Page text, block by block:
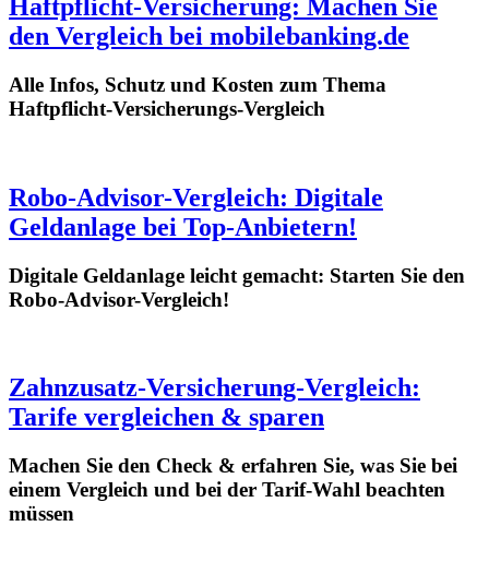
Haftpflicht-Versicherung: Machen Sie
den Vergleich bei mobilebanking.de
Alle Infos, Schutz und Kosten zum Thema
Haftpflicht-Versicherungs-Vergleich
Robo-Advisor-Vergleich: Digitale
Geldanlage bei Top-Anbietern!
Digitale Geldanlage leicht gemacht: Starten Sie den
Robo-Advisor-Vergleich!
Zahnzusatz-Versicherung-Vergleich:
Tarife vergleichen & sparen
Machen Sie den Check & erfahren Sie, was Sie bei
einem Vergleich und bei der Tarif-Wahl beachten
müssen